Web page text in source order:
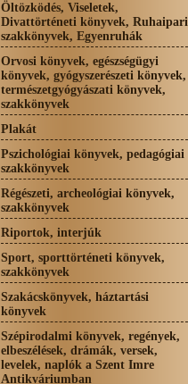
Öltözködés, Viseletek,
Divattörténeti könyvek, Ruhaipari
szakkönyvek, Egyenruhák
Orvosi könyvek, egészségügyi
könyvek, gyógyszerészeti könyvek,
természetgyógyászati könyvek,
szakkönyvek
Plakát
Pszichológiai könyvek, pedagógiai
szakkönyvek
Régészeti, archeológiai könyvek,
szakkönyvek
Riportok, interjúk
Sport, sporttörténeti könyvek,
szakkönyvek
Szakácskönyvek, háztartási
könyvek
Szépirodalmi könyvek, regények,
elbeszélések, drámák, versek,
levelek, naplók a Szent Imre
Antikváriumban